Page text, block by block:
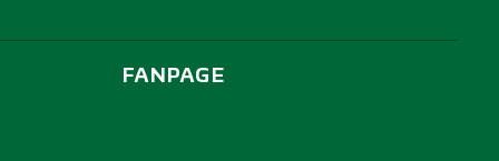
FANPAGE